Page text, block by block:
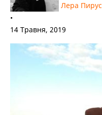
Лера Пирус
•
14 Травня, 2019